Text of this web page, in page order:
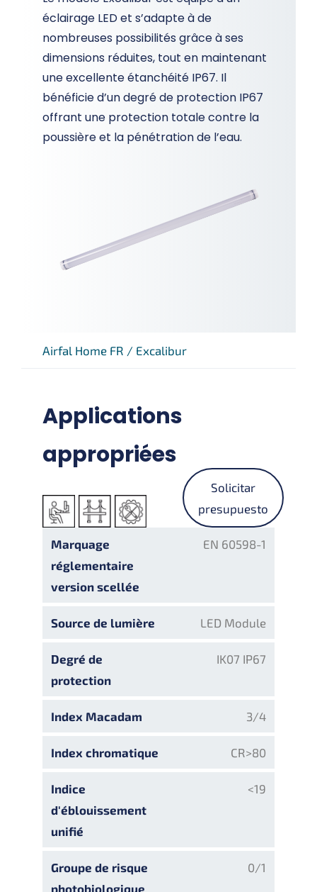
éclairage LED et s’adapte à de
nombreuses possibilités grâce à ses
dimensions réduites, tout en maintenant
une excellente étanchéité IP67. Il
bénéficie d’un degré de protection IP67
offrant une protection totale contre la
poussière et la pénétration de l’eau.
Airfal Home FR / Excalibur
Applications
appropriées
Solicitar
presupuesto
Marquage
réglementaire
version scellée
EN 60598-1
Source de lumière LED Module
Degré de
protection
IK07 IP67
Index Macadam 3/4
Index chromatique CR>80
Indice
d'éblouissement
unifié
<19
Groupe de risque
photobiologique
0/1